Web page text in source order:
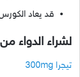
قد يعاد
لشراء الدواء
تيجرا 300mg